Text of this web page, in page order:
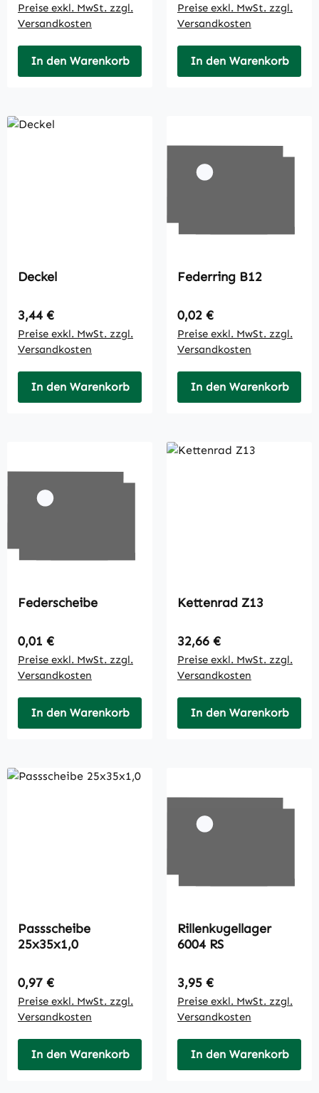
Preise exkl. MwSt. zzgl.
Versandkosten
In den Warenkorb
Preise exkl. MwSt. zzgl.
Versandkosten
In den Warenkorb
Deckel
Regulärer Preis:
3,44 €
Preise exkl. MwSt. zzgl.
Versandkosten
In den Warenkorb
Federring B12
Regulärer Preis:
0,02 €
Preise exkl. MwSt. zzgl.
Versandkosten
In den Warenkorb
Federscheibe
Regulärer Preis:
0,01 €
Preise exkl. MwSt. zzgl.
Versandkosten
In den Warenkorb
Kettenrad Z13
Regulärer Preis:
32,66 €
Preise exkl. MwSt. zzgl.
Versandkosten
In den Warenkorb
Passscheibe
25x35x1,0
Regulärer Preis:
0,97 €
Preise exkl. MwSt. zzgl.
Versandkosten
In den Warenkorb
Rillenkugellager
6004 RS
Regulärer Preis:
3,95 €
Preise exkl. MwSt. zzgl.
Versandkosten
In den Warenkorb